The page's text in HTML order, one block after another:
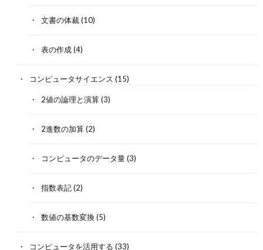
文書の体裁(10)
表の作成(4)
コンピュータサイエンス (15)
2値の論理と演算(3)
2進数の加算(2)
コンピュータのデータ量(3)
指数表記(2)
数値の基数変換(5)
コンピュータを活用する (33)